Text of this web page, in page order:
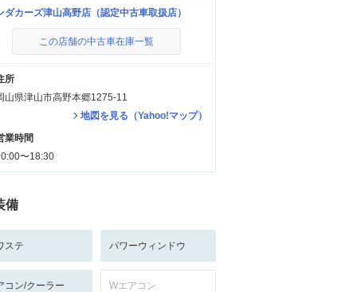
ダカーズ津山高野店（認定中古車取扱店）
この店舗の中古車在庫一覧
所
山県津山市高野本郷1275-11
地図を見る（Yahoo!マップ）
業時間
〜18:30
備
ステ パワーウィンドウ
コン/クーラー Wエアコン